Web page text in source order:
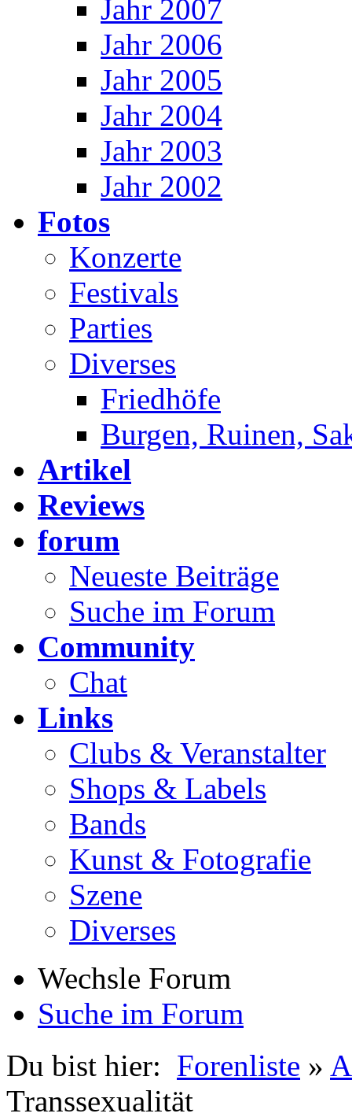
Jahr 2007
Jahr 2006
Jahr 2005
Jahr 2004
Jahr 2003
Jahr 2002
Fotos
Konzerte
Festivals
Parties
Diverses
Friedhöfe
Burgen, Ruinen,
Artikel
Reviews
forum
Neueste Beiträge
Suche im Forum
Community
Chat
Links
Clubs & Veranstalter
Shops & Labels
Bands
Kunst & Fotografie
Szene
Diverses
Wechsle Forum
Suche im Forum
Du bist hier: Forenliste »
Transsexualität